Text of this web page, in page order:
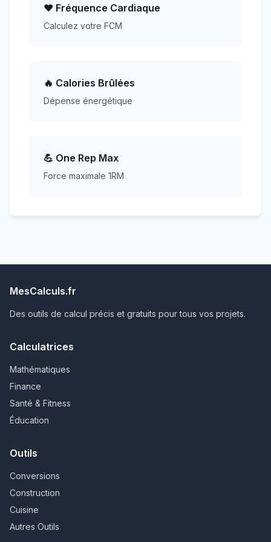
❤️ Fréquence Cardiaque
Calculez votre FCM
🔥 Calories Brûlées
Dépense énergétique
💪 One Rep Max
Force maximale 1RM
MesCalculs.fr
Des outils de calcul précis et gratuits pour tous vos projets.
Calculatrices
Mathématiques
Finance
Santé & Fitness
Éducation
Outils
Conversions
Construction
Cuisine
Autres Outils